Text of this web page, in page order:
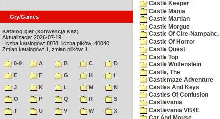
Gry/Games
Katalog gier (konwencja Kaz)
Aktualizacja: 2026-07-19
Liczba katalogów: 8878, liczba plików: 40040
Zmian katalogów: 1, zmian plików: 1
0-9 A B C
D
E
F G H
I
J
K L M
N
O
P Q R
S
T
U V W
X
Castle Keeper
Castle Mania
Castle Martian
Castle Morgue
Castle Of Cire-Nampahc,
Castle Of Horror
Castle Quest
Castle Top
Castle Wolfenstein
Castle, The
Castlemaze Adventure
Castles And Keys
Castles Of Confusion
Castlevania
Castlevania VBXE
Cat And Mouse